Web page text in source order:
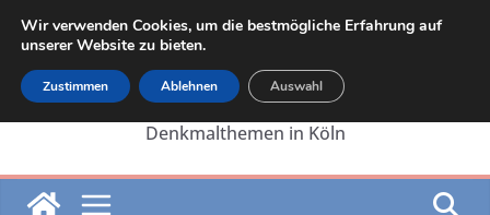
Zum
Inhalt
springen
Die Internetseite von Martin Lehrer zu
Denkmalthemen in Köln
Wir verwenden Cookies, um die bestmögliche Erfahrung auf
unserer Website zu bieten.
Zustimmen Ablehnen Auswahl